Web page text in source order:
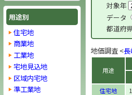
対象年
データ
都道府
地価調査 <
用途
住宅地
用途別
住宅地
商業地
工業地
宅地見込地
区域内宅地
準工業地